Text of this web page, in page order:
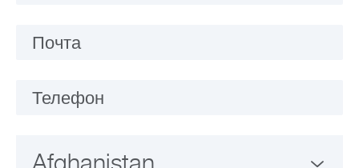
Почта
Телефон